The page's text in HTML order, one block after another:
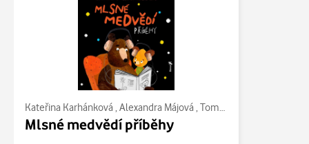
Kateřina Karhánková , Alexandra Májová , Tomáš Končinský
Mlsné medvědí příběhy